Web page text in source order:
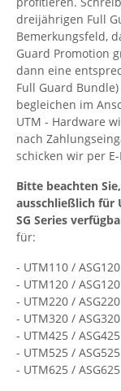
dreijährigen Full
Bemerkungsfeld,
Guard Promotion
dann eine
Full Guard
begleichen im
UTM - Hardware
nach
schicken wir per
Bitte beachten
ausschließlich für
SG Series
für:
- UTM110 / ASG120
- UTM120 / ASG120
- UTM220 / ASG220
- UTM320 / ASG320
- UTM425 / ASG425
- UTM525 / ASG525
- UTM625 / ASG625